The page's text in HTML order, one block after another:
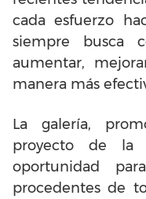
cada esfuerzo
siempre busca
aumentar,
manera más
La galería,
proyecto de la
oportunidad
procedentes de